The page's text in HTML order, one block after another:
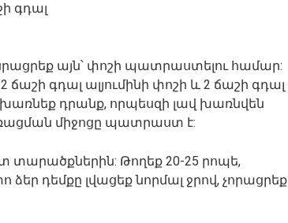
գդալ
այն՝ փոշի պատրաստելու համար:
ճաշի գդալ ալյումինի փոշի և 2 ճաշի գդալ
խառնեք դրանք, որպեսզի լավ խառնվեն
միջոցը պատրաստ է:
տարածքներին: Թողեք 20-25 րոպե,
դեմքը լվացեք նորմալ ջրով, չորացրեք